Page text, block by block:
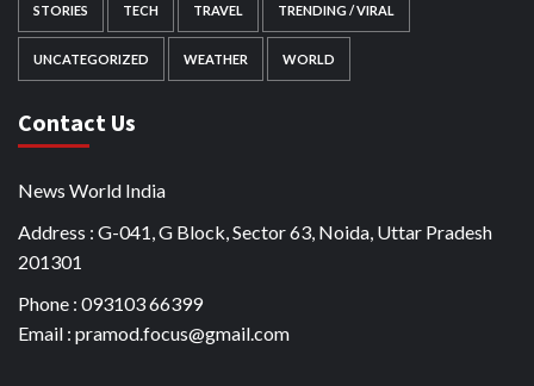
STORIES TECH TRAVEL TRENDING / VIRAL
UNCATEGORIZED WEATHER WORLD
Contact Us
News World India
Address : G-041, G Block, Sector 63, Noida, Uttar Pradesh
201301
Phone : 093103 66399
Email : pramod.focus@gmail.com